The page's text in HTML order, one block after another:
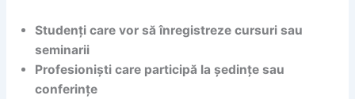
Studenți care vor să înregistreze cursuri sau
seminarii
Profesioniști care participă la ședințe sau
conferințe